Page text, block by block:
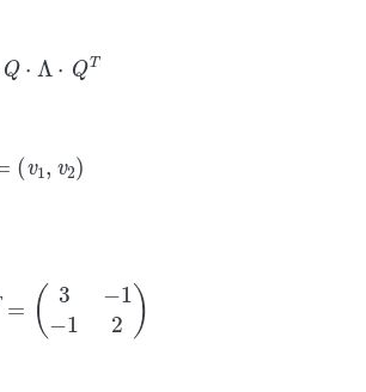
=Q⋅Λ ⋅Q
=( v1 ,v
T = 3− −1 2